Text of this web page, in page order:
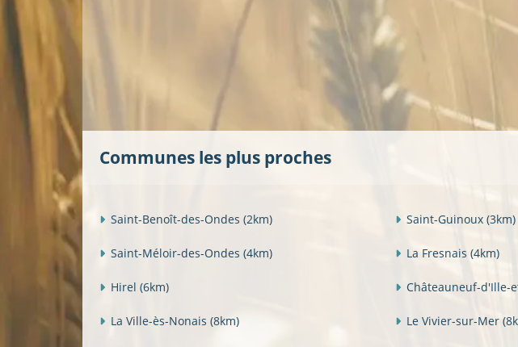
Communes les plus proches
Saint-Benoît-des-Ondes (2km) Saint-Guinoux (3km)
Saint-Méloir-des-Ondes (4km) La Fresnais (4km)
Hirel (6km) Châteauneuf-d'Ille-
La Ville-ès-Nonais (8km) Le Vivier-sur-Mer